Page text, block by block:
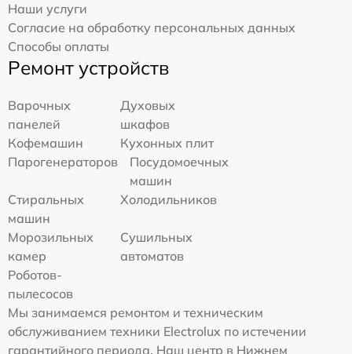
Наши услуги
Согласие на обработку персональных данных
Способы оплаты
Ремонт устройств
Варочных
панелей
Духовых
шкафов
Кофемашин
Кухонных плит
Парогенераторов
Посудомоечных
машин
Стиральных
машин
Холодильников
Морозильных
камер
Сушильных
автоматов
Роботов-
пылесосов
Мы занимаемся ремонтом и техническим
обслуживанием техники Electrolux по истечении
гарантийного периода. Наш центр в Нижнем